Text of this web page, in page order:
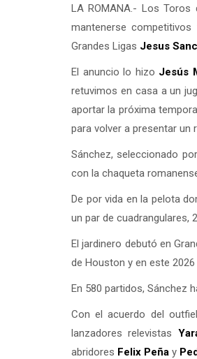
LA ROMANA.- Los
mantenerse
Grandes Ligas Jesus
El anuncio lo hizo Jesús
retuvimos en casa a un
aportar la próxima
para volver a presentar un
Sánchez, seleccionado
con la chaqueta
De por vida en la pelota
un par de cuadrangulares,
El jardinero debutó en
de Houston y en este
En 580 partidos, Sánchez
Con el acuerdo del
lanzadores relevistas
abridores Felix Peña y